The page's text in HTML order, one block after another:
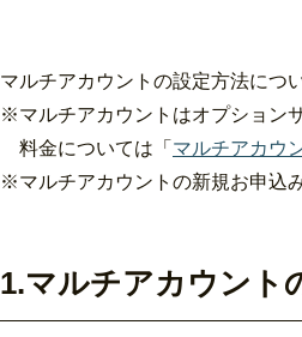
マルチアカウントの設定方法につ
※マルチアカウントはオプション
料金については「 マルチアカウ
※マルチアカウントの新規お申込
1.マルチアカウント